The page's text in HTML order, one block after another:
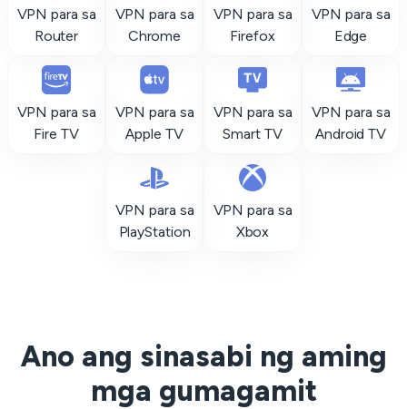
VPN para sa
Router
VPN para sa
Chrome
VPN para sa
Firefox
VPN para sa
Edge
VPN para sa
Fire TV
VPN para sa
Apple TV
VPN para sa
Smart TV
VPN para sa
Android TV
VPN para sa
PlayStation
VPN para sa
Xbox
Ano ang sinasabi ng aming
mga gumagamit